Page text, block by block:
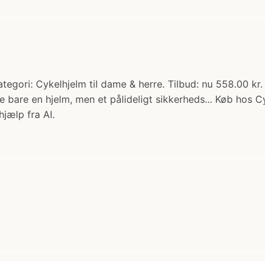
Cykelhjelm til dame & herre. Tilbud: nu 558.00
en hjelm, men et pålideligt sikkerheds... Køb hos
fra AI.